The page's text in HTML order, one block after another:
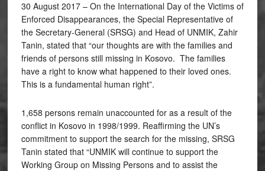
30 August 2017 – On the International Day of the Victims of
Enforced Disappearances, the Special Representative of
the Secretary-General (SRSG) and Head of UNMIK, Zahir
Tanin, stated that “our thoughts are with the families and
friends of persons still missing in Kosovo. The families
have a right to know what happened to their loved ones.
This is a fundamental human right”.
1,658 persons remain unaccounted for as a result of the
conflict in Kosovo in 1998/1999. Reaffirming the UN’s
commitment to support the search for the missing, SRSG
Tanin stated that “UNMIK will continue to support the
Working Group on Missing Persons and to assist the